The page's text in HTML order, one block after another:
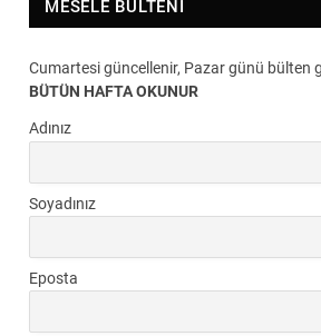
MESELE BÜLTENI
Cumartesi güncellenir, Pazar günü bülten
BÜTÜN HAFTA OKUNUR
Adınız
Soyadınız
Eposta